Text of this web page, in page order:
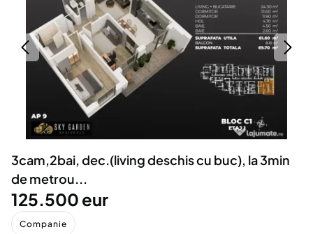
Servicii
Animale de companie
Afaceri și echipamente profesionale
Inchiriere Bunuri si Vehicule
Utilaje agricole si industriale
Piese auto si accesorii
Dacia Duster
3cam,2bai, dec.(living deschis cu buc), la 3min
de metrou...
125.500 eur
Companie